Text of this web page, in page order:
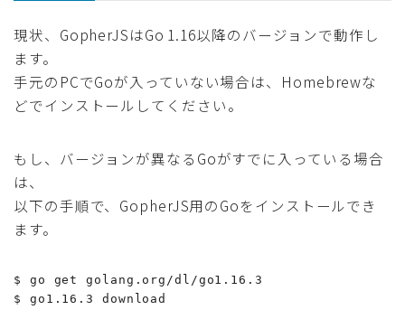
現状、GopherJSはGo 1.16以降のバージョンで動作し
ます。
手元のPCでGoが入っていない場合は、Homebrewな
どでインストールしてください。
もし、バージョンが異なるGoがすでに入っている場合
は、
以下の手順で、GopherJS用のGoをインストールでき
ます。
$ go get golang.org/dl/go1.16.3
$ go1.16.3 download